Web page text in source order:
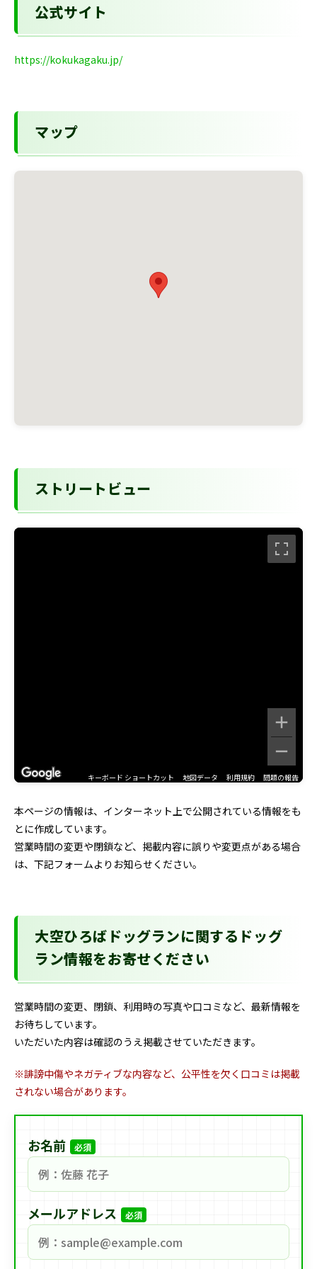
公式サイト
https://kokukagaku.jp/
マップ
ストリートビュー
キーボード ショートカット 地図データ 利用規約 問題の報告
本ページの情報は、インターネット上で公開されている情報をも
とに作成しています。
営業時間の変更や閉鎖など、掲載内容に誤りや変更点がある場合
は、下記フォームよりお知らせください。
大空ひろばドッグランに関するドッグ
ラン情報をお寄せください
営業時間の変更、閉鎖、利用時の写真や口コミなど、最新情報を
お待ちしています。
いただいた内容は確認のうえ掲載させていただきます。
※誹謗中傷やネガティブな内容など、公平性を欠く口コミは掲載
されない場合があります。
お名前 必須
メールアドレス 必須